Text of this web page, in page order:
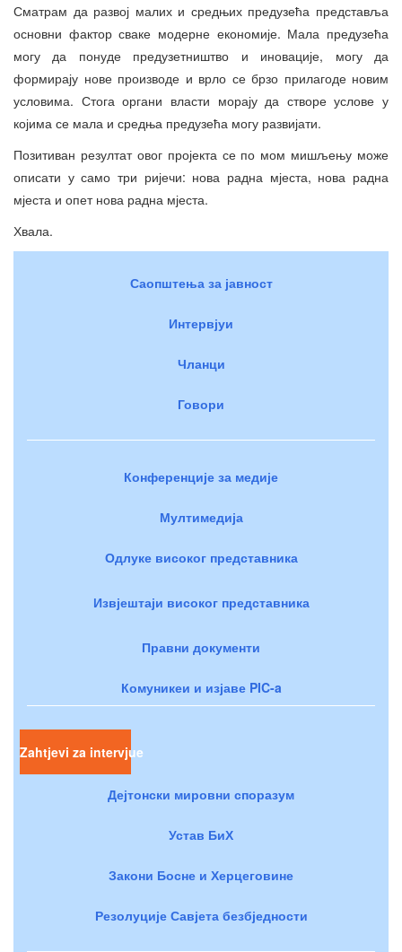
Сматрам да развој малих и средњих предузећа представља
основни фактор сваке модерне економије. Мала предузећа
могу да понуде предузетништво и иновације, могу да
формирају нове производе и врло се брзо прилагоде новим
условима. Стога органи власти морају да створе услове у
којима се мала и средња предузећа могу развијати.
Позитиван резултат овог пројекта се по мом мишљењу може
описати у само три ријечи: нова радна мјеста, нова радна
мјеста и опет нова радна мјеста.
Хвала.
Саопштења за јавност
Интервјуи
Чланци
Говори
Конференције за медије
Мултимедија
Одлуке високог представника
Извјештаји високог представника
Правни документи
Комуникеи и изјаве PIC-a
Zahtjevi za intervjue
Дејтонски мировни споразум
Устав БиХ
Закони Босне и Херцеговине
Резолуције Савјета безбједности